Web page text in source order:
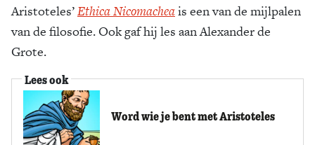
Aristoteles’Ethica Nicomacheais een van de mijlpalen
van de filosofie. Ook gaf hij les aan Alexander de
Grote.
Lees ook
Word wie je bent met Aristoteles